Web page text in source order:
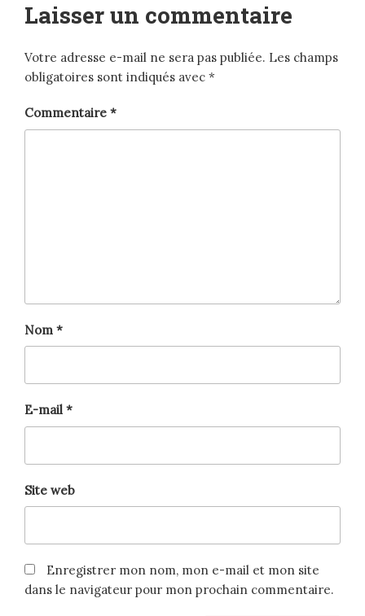
Laisser un commentaire
Votre adresse e-mail ne sera pas publiée. Les champs
obligatoires sont indiqués avec *
Commentaire *
Nom *
E-mail *
Site web
Enregistrer mon nom, mon e-mail et mon site
dans le navigateur pour mon prochain commentaire.